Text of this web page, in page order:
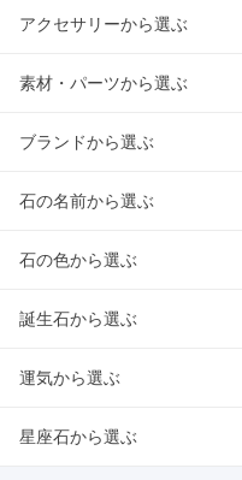
アクセサリーから選ぶ
素材・パーツから選ぶ
ブランドから選ぶ
石の名前から選ぶ
石の色から選ぶ
誕生石から選ぶ
運気から選ぶ
星座石から選ぶ